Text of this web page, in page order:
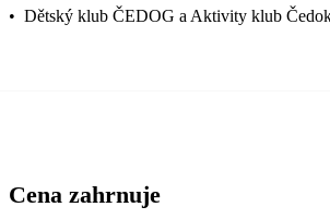
• Dětský klub ČEDOG a Aktivity klub
Cena zahrnuje